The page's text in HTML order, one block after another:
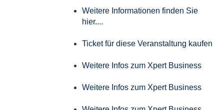
Weitere Informationen finden Sie
hier....
Ticket für diese Veranstaltung kaufen
Weitere Infos zum Xpert Business
Weitere Infos zum Xpert Business